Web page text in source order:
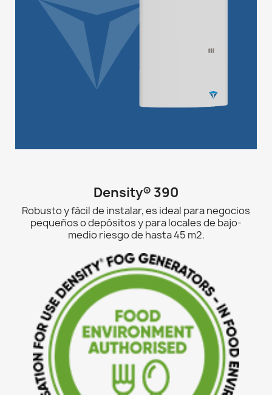
Density® 390
Robusto y fácil de instalar, es ideal para negocios
pequeños o depósitos y para locales de bajo-
medio riesgo de hasta 45 m2.